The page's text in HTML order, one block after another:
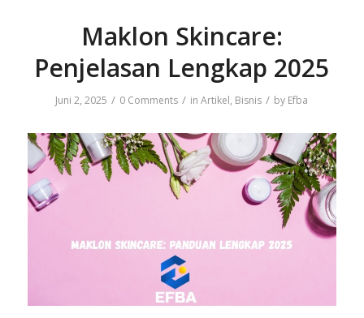
Maklon Skincare:
Penjelasan Lengkap 2025
Juni 2, 2025 / 0 Comments / inArtikel, Bisnis / by Efba